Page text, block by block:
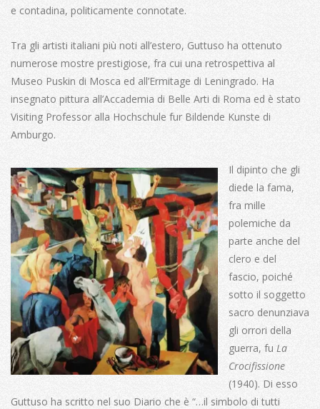
e contadina, politicamente connotate.
Tra gli artisti italiani più noti all’estero, Guttuso ha ottenuto
numerose mostre prestigiose, fra cui una retrospettiva al
Museo Puskin di Mosca ed all’Ermitage di Leningrado. Ha
insegnato pittura all’Accademia di Belle Arti di Roma ed è stato
Visiting Professor alla Hochschule fur Bildende Kunste di
Amburgo.
Il dipinto che gli
diede la fama,
fra mille
polemiche da
parte anche del
clero e del
fascio, poiché
sotto il soggetto
sacro denunziava
gli orrori della
guerra, fu La
Crocifissione
(1940). Di esso
Guttuso ha scritto nel suo Diario che è “…il simbolo di tutti